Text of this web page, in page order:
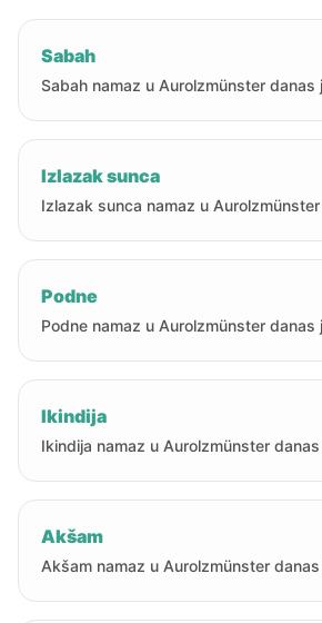
Sabah
Sabah namaz u Aurolzmünster danas
Izlazak sunca
Izlazak sunca namaz u
Podne
Podne namaz u Aurolzmünster danas
Ikindija
Ikindija namaz u Aurolzmünster danas
Akšam
Akšam namaz u Aurolzmünster